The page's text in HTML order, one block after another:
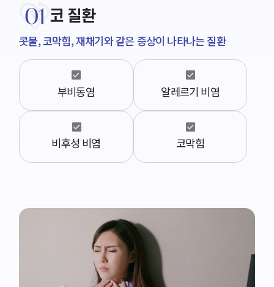
01 코 질환
콧물, 코막힘, 재채기와 같은 증상이 나타나는 질환
부비동염 알레르기 비염
비후성 비염 코막힘